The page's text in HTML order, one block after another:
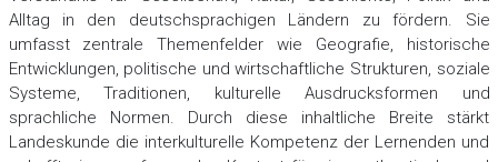
Alltag in den deutschsprachigen Ländern zu fördern. Sie
umfasst zentrale Themenfelder wie Geografie, historische
Entwicklungen, politische und wirtschaftliche Strukturen, soziale
Systeme, Traditionen, kulturelle Ausdrucksformen und
sprachliche Normen. Durch diese inhaltliche Breite stärkt
Landeskunde die interkulturelle Kompetenz der Lernenden und